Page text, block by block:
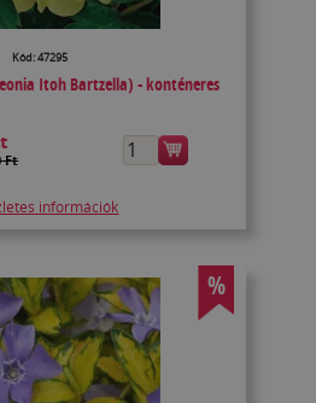
Kód: 47295
Itoh Bartzella) - konténeres
Ft
információk
%